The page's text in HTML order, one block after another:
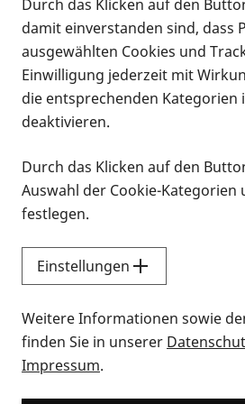
Infomaterial
Infomaterial
Vorlesen
Alle
Sie
Durch das Klicken auf den
damit einverstanden sind, dass
ausgewählten Cookies und
Einwilligung jederzeit mit
die entsprechenden Kategorien
deaktivieren.
Durch das Klicken auf den
Auswahl der Cookie-
festlegen.
Einstellungen
Weitere Informationen sowie
finden Sie in unserer
Impressum.